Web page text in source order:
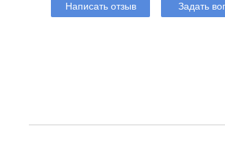
Написать отзыв Задать